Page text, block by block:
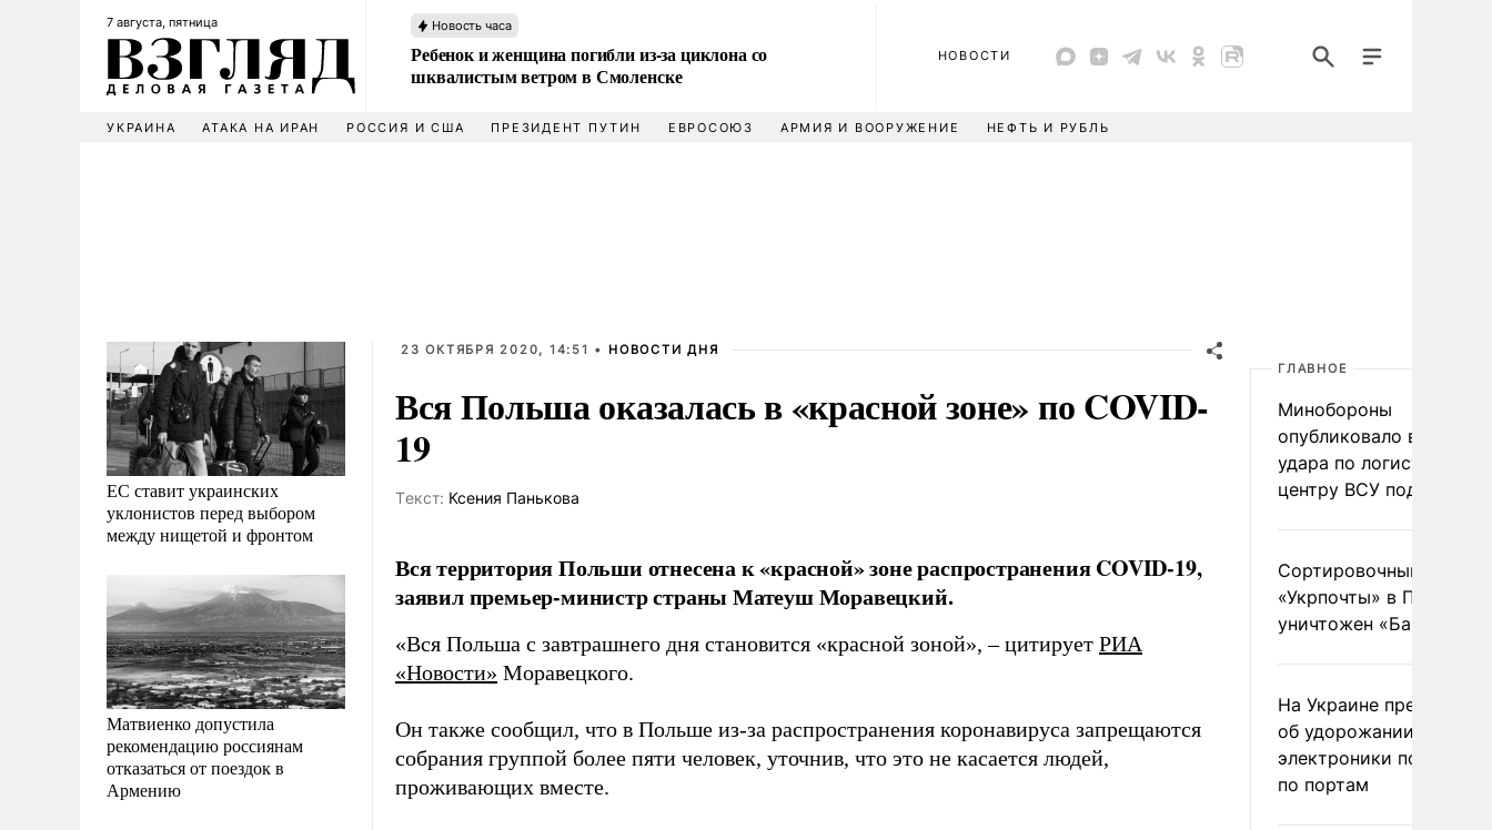
7 августа, пятница Новость часа
Ребенок и женщина погибли из-за циклона со
шквалистым ветром в Смоленске
НОВОСТИ
УКРАИНА АТАКА НА ИРАН РОССИЯ И США ПРЕЗИДЕНТ ПУТИН ЕВРОСОЮЗ АРМИЯ И ВООРУЖЕНИЕ НЕФТЬ И РУБЛЬ
ЕС ставит украинских
уклонистов перед выбором
между нищетой и фронтом
Матвиенко допустила
рекомендацию россиянам
отказаться от поездок в
Армению
23 ОКТЯБРЯ 2020, 14:51 • НОВОСТИ ДНЯ
Вся Польша оказалась в «красной зоне» по COVID-
19
Tекст: Ксения Панькова
Вся территория Польши отнесена к «красной» зоне распространения COVID-19,
заявил премьер-министр страны Матеуш Моравецкий.
«Вся Польша с завтрашнего дня становится «красной зоной», – цитирует РИА
«Новости» Моравецкого.
Он также сообщил, что в Польше из-за распространения коронавируса запрещаются
собрания группой более пяти человек, уточнив, что это не касается людей,
проживающих вместе.
ГЛАВНОЕ
Минобороны
опубликовало видео
удара по
центру ВСУ под Киевом
Сортировочный пункт
«Укрпочты» в
уничтожен
На Украине
об удорожании
электроники после
по портам